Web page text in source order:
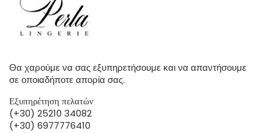
Θα χαρούμε να σας εξυπηρετήσουμε και να απαντήσουμε
σε οποιαδήποτε απορία σας.
Εξυπηρέτηση πελατών
(+30) 25210 34082
(+30) 6977776410